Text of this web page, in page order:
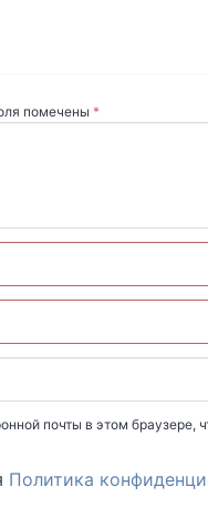
помечены *
почты в этом браузере,
Политика